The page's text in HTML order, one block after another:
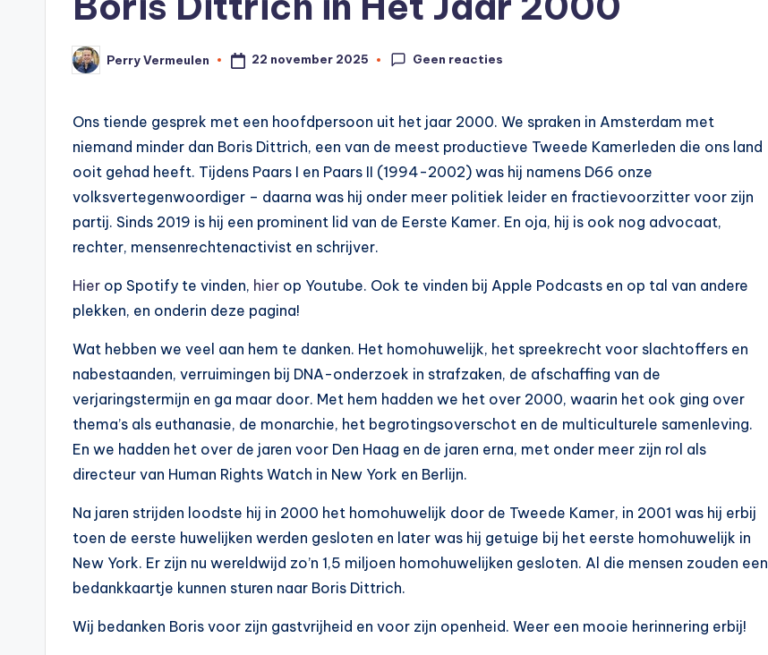
Geplaatst
door
Perry Vermeulen 22 november 2025 Geen reacties
Ons tiende gesprek met een hoofdpersoon uit het jaar 2000. We spraken in Amsterdam met
niemand minder dan Boris Dittrich, een van de meest productieve Tweede Kamerleden die ons land
ooit gehad heeft. Tijdens Paars I en Paars II (1994-2002) was hij namens D66 onze
volksvertegenwoordiger – daarna was hij onder meer politiek leider en fractievoorzitter voor zijn
partij. Sinds 2019 is hij een prominent lid van de Eerste Kamer. En oja, hij is ook nog advocaat,
rechter, mensenrechtenactivist en schrijver.
Hier op Spotify te vinden, hier op Youtube. Ook te vinden bij Apple Podcasts en op tal van andere
plekken, en onderin deze pagina!
Wat hebben we veel aan hem te danken. Het homohuwelijk, het spreekrecht voor slachtoffers en
nabestaanden, verruimingen bij DNA-onderzoek in strafzaken, de afschaffing van de
verjaringstermijn en ga maar door. Met hem hadden we het over 2000, waarin het ook ging over
thema’s als euthanasie, de monarchie, het begrotingsoverschot en de multiculturele samenleving.
En we hadden het over de jaren voor Den Haag en de jaren erna, met onder meer zijn rol als
directeur van Human Rights Watch in New York en Berlijn.
Na jaren strijden loodste hij in 2000 het homohuwelijk door de Tweede Kamer, in 2001 was hij erbij
toen de eerste huwelijken werden gesloten en later was hij getuige bij het eerste homohuwelijk in
New York. Er zijn nu wereldwijd zo’n 1,5 miljoen homohuwelijken gesloten. Al die mensen zouden een
bedankkaartje kunnen sturen naar Boris Dittrich.
Wij bedanken Boris voor zijn gastvrijheid en voor zijn openheid. Weer een mooie herinnering erbij!